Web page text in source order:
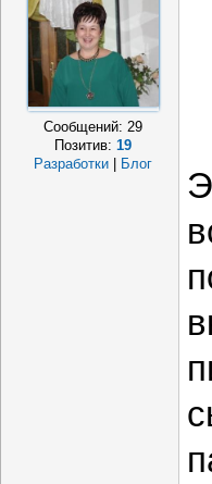
Сообщений: 29
Позитив: 19
Разработки
Блог